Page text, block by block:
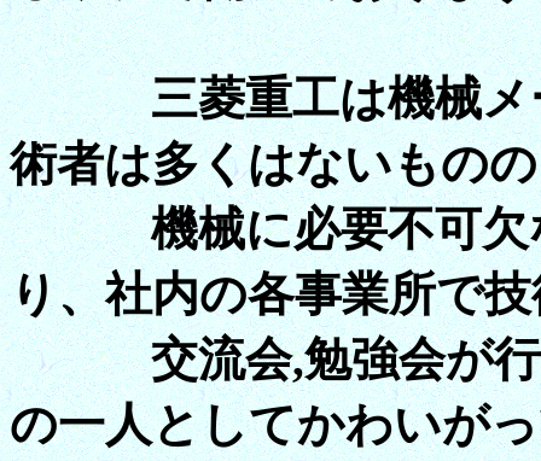
三菱重工は機械メー
術者は多くはないもの
機械に必要不可欠な
り、社内の各事業所で
交流会,勉強会が行わ
の一人としてかわいが